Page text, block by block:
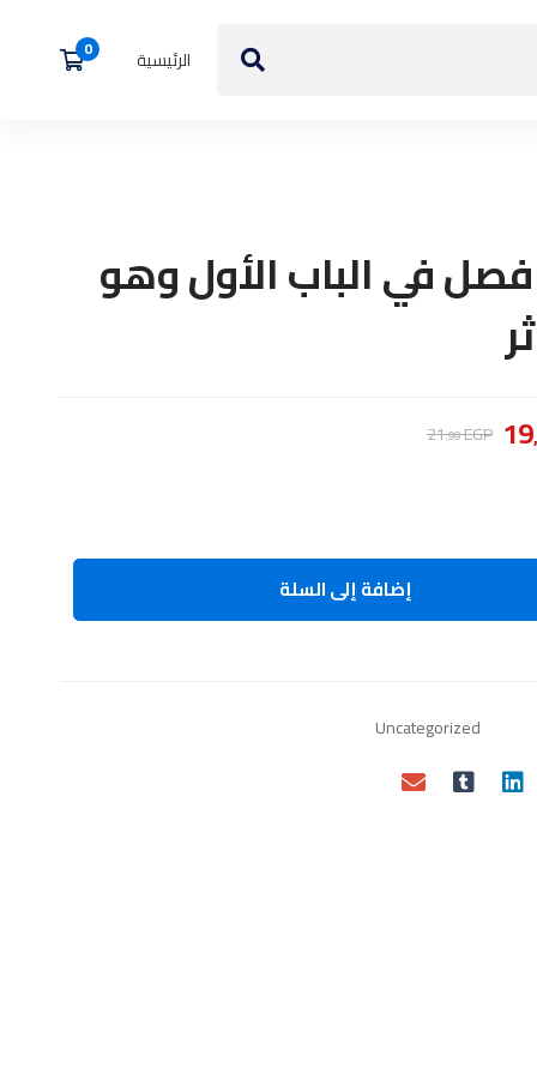
الرئيسية
في الباب الأول وهو
19
21,99EGP
في
الأول
إضافة إلى السلة
Uncategorized